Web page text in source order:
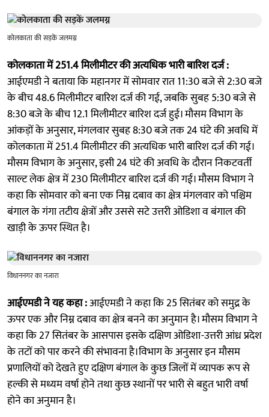
कोलकाता की सड़कें जलमग्न
कोलकाता में 251.4 मिलीमीटर की अत्यधिक भारी बारिश दर्ज :
आईएमडी ने बताया कि महानगर में सोमवार रात 11:30 बजे से 2:30 बजे
के बीच 48.6 मिलीमीटर बारिश दर्ज की गई, जबकि सुबह 5:30 बजे से
8:30 बजे के बीच 12.1 मिलीमीटर बारिश दर्ज हुई। मौसम विभाग के
आंकड़ों के अनुसार, मंगलवार सुबह 8:30 बजे तक 24 घंटे की अवधि में
कोलकाता में 251.4 मिलीमीटर की अत्यधिक भारी बारिश दर्ज की गई।
मौसम विभाग के अनुसार, इसी 24 घंटे की अवधि के दौरान निकटवर्ती
साल्ट लेक क्षेत्र में 230 मिलीमीटर बारिश दर्ज की गई। मौसम विभाग ने
कहा कि सोमवार को बना एक निम्न दबाव का क्षेत्र मंगलवार को पश्चिम
बंगाल के गंगा तटीय क्षेत्रों और उससे सटे उत्तरी ओडिशा व बंगाल की
खाड़ी के ऊपर स्थित है।
विधाननगर का नजारा
आईएमडी ने यह कहा :आईएमडी ने कहा कि 25 सितंबर को समुद्र के
ऊपर एक और निम्न दबाव का क्षेत्र बनने का अनुमान है। मौसम विभाग ने
कहा कि 27 सितंबर के आसपास इसके दक्षिण ओडिशा-उत्तरी आंध्र प्रदेश
के तटों को पार करने की संभावना है।विभाग के अनुसार इन मौसम
प्रणालियों को देखते हुए दक्षिण बंगाल के कुछ जिलों में व्यापक रूप से
हल्की से मध्यम वर्षा होने तथा कुछ स्थानों पर भारी से बहुत भारी वर्षा
होने का अनुमान है।